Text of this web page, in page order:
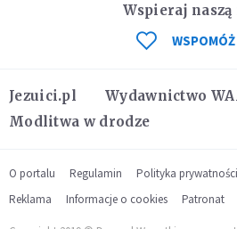
Jezuici.pl Wydawnictwo
Modlitwa w drodze
Wspieraj naszą
O portalu Regulamin Polityka prywatności
Reklama
Informacje o cookies Patronat